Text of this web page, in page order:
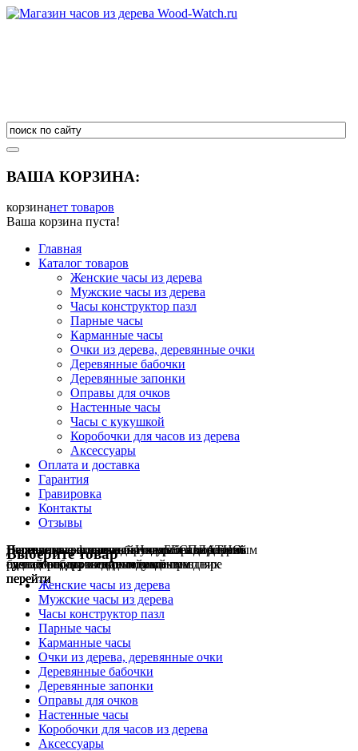
ВАША КОРЗИНА:
корзинанет товаров
Ваша корзина пуста!
Главная
Каталог товаров
Женские часы из дерева
Мужские часы из дерева
Часы конструктор пазл
Парные часы
Карманные часы
Очки из дерева, деревянные очки
Деревянные бабочки
Деревянные запонки
Оправы для очков
Настенные часы
Часы с кукушкой
Коробочки для часов из дерева
Аксессуары
Оплата и доставка
Гарантия
Гравировка
Контакты
Отзывы
Гравировка на часахобычнаяБЕСПЛАТНО
сделай подарок индивидуальным
перейти
Деревянные флешкии ручкис гравировкой
сделаем подарок эксклюзивным
перейти
Настенные резныечасыНатуральное дерево
ручная работа в единичном экземпляре
перейти
Парные часыотличный подарок влюблённым
на годовщину или семейный праздник
перейти
Деревянные оправыдля очковбез диоптрий
будь стильным всегда и везде
перейти
Выберите товар
Женские часы из дерева
Мужские часы из дерева
Часы конструктор пазл
Парные часы
Карманные часы
Очки из дерева, деревянные очки
Деревянные бабочки
Деревянные запонки
Оправы для очков
Настенные часы
Коробочки для часов из дерева
Аксессуары